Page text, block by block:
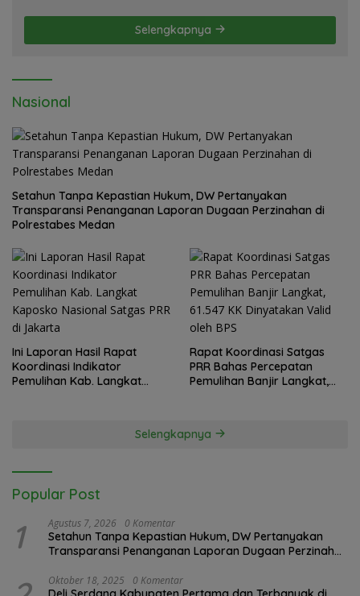
Selengkapnya
Nasional
Setahun Tanpa Kepastian Hukum, DW Pertanyakan
Transparansi Penanganan Laporan Dugaan Perzinahan di
Polrestabes Medan
Ini Laporan Hasil Rapat
Koordinasi Indikator
Pemulihan Kab. Langkat
Rapat Koordinasi Satgas
PRR Bahas Percepatan
Pemulihan Banjir Langkat,
Selengkapnya
Popular Post
1 Agustus 7, 2026 0 Komentar
Setahun Tanpa Kepastian Hukum, DW Pertanyakan
Transparansi Penanganan Laporan Dugaan Perzinahan
Oktober 18, 2025 0 Komentar